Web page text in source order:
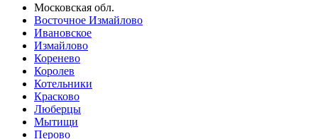
Московская обл.
Восточное Измайлово
Ивановское
Измайлово
Коренево
Королев
Котельники
Красково
Люберцы
Мытищи
Перово